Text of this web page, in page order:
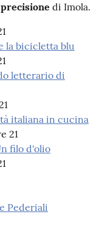
di Imola.
la bicicletta blu
letterario di
italiana in cucina
21
filo d'olio
Pederiali